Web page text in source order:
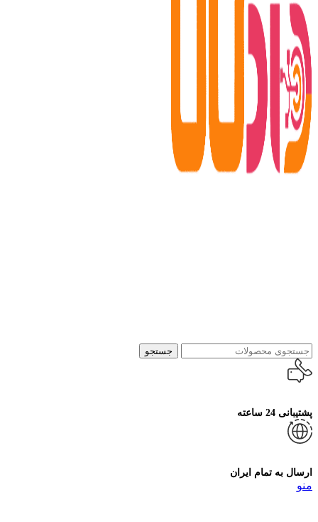
جستجو
پشتیبانی 24 ساعته
ارسال به تمام ایران
منو